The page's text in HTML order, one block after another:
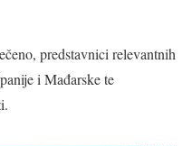
predstavnici relevantnih
i Mađarske te